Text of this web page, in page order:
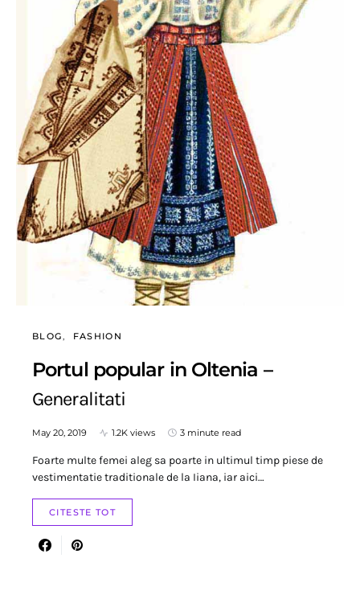
BLOG FASHION
Portul popular in Oltenia –
Generalitati
May 20, 2019 1.2K views 3 minute read
Foarte multe femei aleg sa poarte in ultimul timp piese de
vestimentatie traditionale de la Iiana, iar aici…
CITESTE TOT